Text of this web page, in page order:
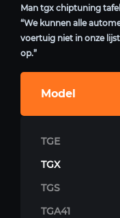
Man tgx chiptuning
“We kunnen alle
voertuig niet in onze
op.”
Model
TGE
TGX
TGS
TGA41